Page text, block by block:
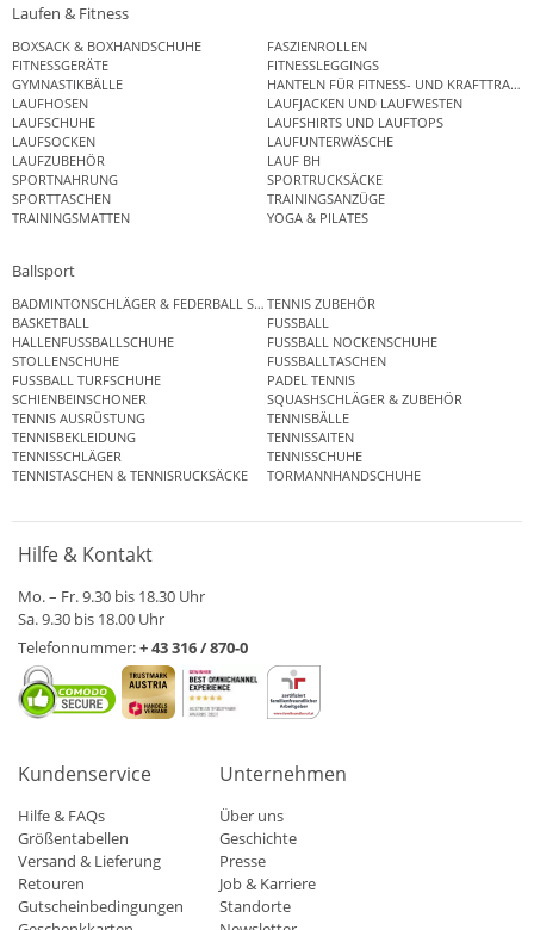
Laufen & Fitness
BOXSACK & BOXHANDSCHUHE
FASZIENROLLEN
FITNESSGERÄTE
FITNESSLEGGINGS
GYMNASTIKBÄLLE
HANTELN FÜR FITNESS- UND
LAUFHOSEN
LAUFJACKEN UND LAUFWESTEN
LAUFSCHUHE
LAUFSHIRTS UND LAUFTOPS
LAUFSOCKEN
LAUFUNTERWÄSCHE
LAUFZUBEHÖR
LAUF BH
SPORTNAHRUNG
SPORTRUCKSÄCKE
SPORTTASCHEN
TRAININGSANZÜGE
TRAININGSMATTEN
YOGA & PILATES
Ballsport
BADMINTONSCHLÄGER & FEDERBALL SETSTENNIS ZUBEHÖR
BASKETBALL
FUSSBALL
HALLENFUSSBALLSCHUHE
FUSSBALL NOCKENSCHUHE
STOLLENSCHUHE
FUSSBALLTASCHEN
FUSSBALL TURFSCHUHE
PADEL TENNIS
SCHIENBEINSCHONER
SQUASHSCHLÄGER & ZUBEHÖR
TENNIS AUSRÜSTUNG
TENNISBÄLLE
TENNISBEKLEIDUNG
TENNISSAITEN
TENNISSCHLÄGER
TENNISSCHUHE
TENNISTASCHEN & TENNISRUCKSÄCKE
TORMANNHANDSCHUHE
Hilfe & Kontakt
Mo. – Fr. 9.30 bis 18.30 Uhr
Sa. 9.30 bis 18.00 Uhr
Telefonnummer:+ 43 316 / 870-0
Kundenservice
Hilfe & FAQs
Größentabellen
Versand & Lieferung
Retouren
Gutscheinbedingungen
Unternehmen
Über uns
Geschichte
Presse
Job & Karriere
Standorte